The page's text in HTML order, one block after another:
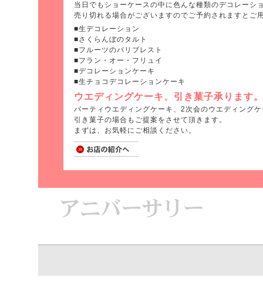
当日でもショーケースの中に色んな種類のデコレーシ
売り切れる場合がございますのでご予約されますとご
■生デコレーション
■さくらんぼのタルト
■フルーツのパリブレスト
■フラン・オー・フリュイ
■デコレーションケーキ
■生チョコデコレーションケーキ
ウエディングケーキ、引き菓子承ります。
パーティウエディングケーキ、2次会のウエディング
引き菓子の場合もご提案をさせて頂きます。
まずは、お気軽にご相談ください。